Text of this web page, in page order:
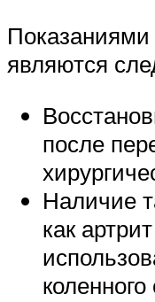
являются
после
Наличие
как